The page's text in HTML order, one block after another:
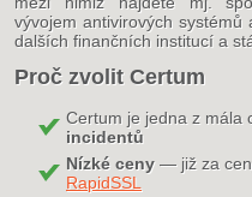
vývojem antivirových
dalších finančních institucí a
Proč zvolit Certum
Certum je jedna z mála
incidentů
Nízké ceny — již za
RapidSSL